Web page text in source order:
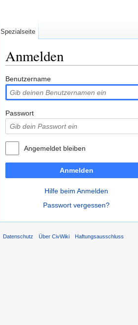
Anmelden
Benutzername
Passwort
Angemeldet bleiben
Anmelden
Hilfe beim Anmelden
Passwort vergessen?
Spezialseite
Datenschutz Über CivWiki Haftungsausschluss